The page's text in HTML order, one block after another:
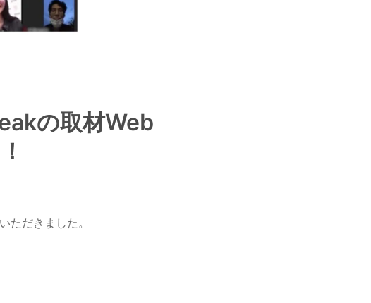
の取材Web
ただきました。